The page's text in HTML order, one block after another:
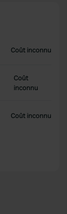
Coût inconnu
Coût
inconnu
Coût inconnu